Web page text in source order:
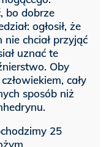
bo dobrze
ogłosił, że
nie chciał przyjąć
uznać te
Oby
cały
sposób niż
25